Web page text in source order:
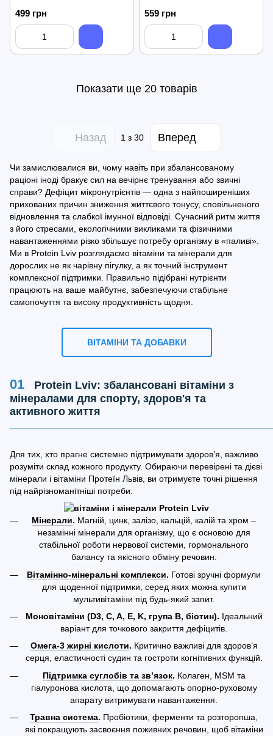
499 грн 559 грн
Показати ще 20 товарів
Назад 1 з 30 Вперед
Чи замислювалися ви, чому навіть при збалансованому
раціоні іноді бракує сил на вечірнє тренування або звичні
справи? Дефіцит мікронутрієнтів — одна з найпоширеніших
прихованих причин зниження життєвого тонусу, сповільненого
відновлення та слабкої імунної відповіді. Сучасний ритм життя
з його стресами, екологічними викликами та фізичними
навантаженнями різко збільшує потребу організму в «паливі».
Ми в Protein Lviv розглядаємо вітаміни та мінерали для
дорослих не як чарівну пігулку, а як точний інструмент
комплексної підтримки. Правильно підібрані нутрієнти
працюють на ваше майбутнє, забезпечуючи стабільне
самопочуття та високу продуктивність щодня.
ВІТАМІНИ ТА ДОБАВКИ
Protein Lviv: збалансовані вітаміни з
мінералами для спорту, здоров'я та
активного життя
Для тих, хто прагне системно підтримувати здоров’я, важливо
розуміти склад кожного продукту. Обираючи перевірені та дієві
мінерали і вітаміни Протеїн Львів, ви отримуєте точні рішення
під найрізноманітніші потреби:
Мінерали. Магній, цинк, залізо, кальцій, калій та хром –
незамінні мінерали для організму, що є основою для
стабільної роботи нервової системи, гормонального
балансу та якісного обміну речовин.
Вітамінно-мінеральні комплекси. Готові зручні формули
для щоденної підтримки, серед яких можна купити
мультивітаміни під будь-який запит.
Моновітаміни (D3, C, A, E, K, група B, біотин). Ідеальний
варіант для точкового закриття дефіцитів.
Омега-3 жирні кислоти. Критично важливі для здоров’я
серця, еластичності судин та гостроти когнітивних функцій.
Підтримка суглобів та зв’язок. Колаген, MSM та
гіалуронова кислота, що допомагають опорно-руховому
апарату витримувати навантаження.
Травна система. Пробіотики, ферменти та розторопша,
які покращують засвоєння поживних речовин, щоб вітаміни